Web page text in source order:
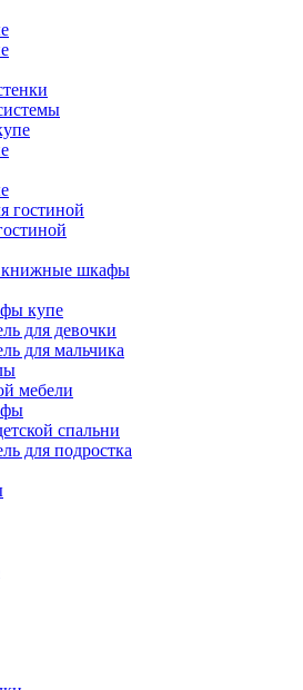
гостиной
книжные шкафы
купе
для девочки
для мальчика
мебели
спальни
для подростка